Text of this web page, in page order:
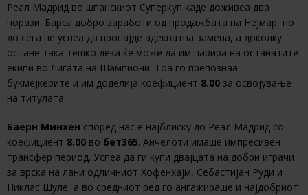
Реал Мадрид во шпанскиот Суперкуп каде доживеа два
порази. Барса добро заработи од продажбата на Нејмар, но
до сега не успеа да пронајде адекватна замена, а доколку
остане така тешко дека ќе може да им парира на останатите
екипи во Лигата на Шампиони. Тоа го препознаа
букмејкерите и им доделија коефициент 8.00 за освојување
на титулата.
Баерн Минхен според нас е најблиску до Реал Мадрид со
коефициент 8.00 во бет365. Анчелоти имаше импресивен
трансфер период. Успеа да ги купи двајцата најдобри играчи
за врска на лани одличниот Хофенхајм, Себастијан Руди и
Никлас Шуле, а во средниот ред го ангажираше и најдобриот